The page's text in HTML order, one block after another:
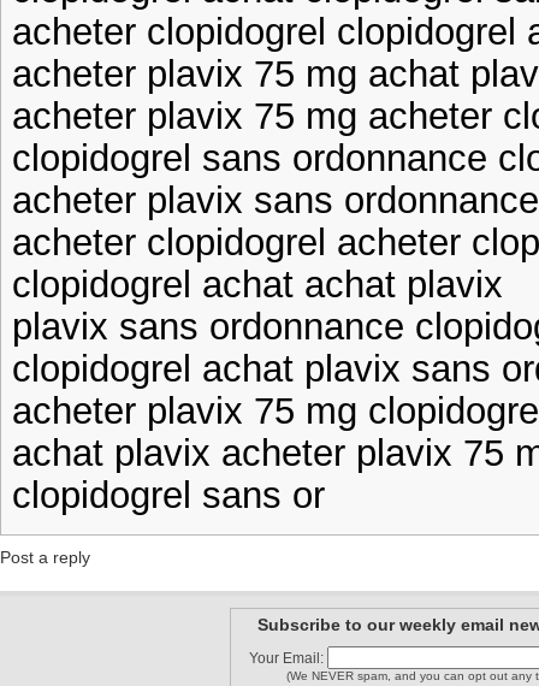
acheter clopidogrel clopidogrel
acheter plavix 75 mg achat
acheter plavix 75 mg acheter
clopidogrel sans ordonnance
acheter plavix sans
acheter clopidogrel acheter
clopidogrel achat achat plavix
plavix sans ordonnance
clopidogrel achat plavix sans
acheter plavix 75 mg
achat plavix acheter plavix 75
clopidogrel sans or
Post a reply
Subscribe to our weekly email
Your Email:
(We NEVER spam, and you can opt out any